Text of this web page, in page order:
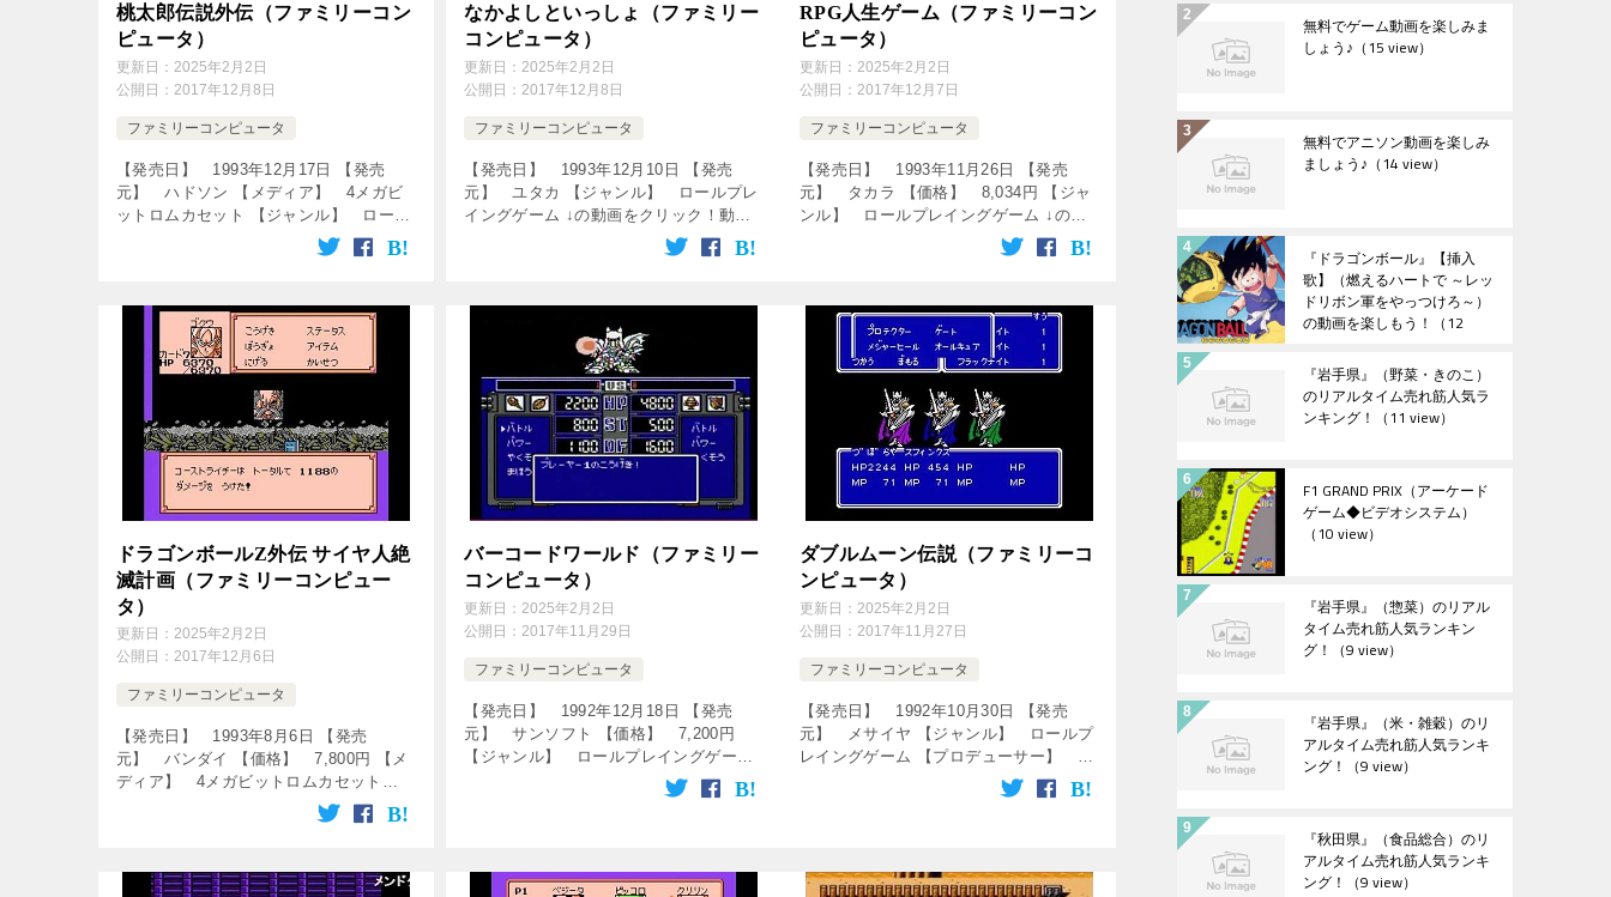
桃太郎伝説外伝（ファミリーコン
ピュータ）
更新日： 2025年2月2日
公開日： 2017年12月8日
ファミリーコンピュータ
【発売日】 1993年12月17日 【発売
元】 ハドソン 【メディア】 4メガビ
ットロムカセット 【ジャンル】 ロール
プレイングゲーム ↓の動画をクリック！
動画を楽しめます♪ [famicon-sita]
なかよしといっしょ（ファミリー
コンピュータ）
更新日： 2025年2月2日
公開日： 2017年12月8日
ファミリーコンピュータ
【発売日】 1993年12月10日 【発売
元】 ユタカ 【ジャンル】 ロールプレ
イングゲーム ↓の動画をクリック！動画
を楽しめます♪ [RTA]なかよしといっしょ
_Part1/2_1時間21分54秒 [RTA]なかよし
RPG人生ゲーム（ファミリーコン
ピュータ）
更新日： 2025年2月2日
公開日： 2017年12月7日
ファミリーコンピュータ
【発売日】 1993年11月26日 【発売
元】 タカラ 【価格】 8,034円 【ジャ
ンル】 ロールプレイングゲーム ↓の動
画をクリック！動画を楽しめます♪ 【実
況プレイ】RPG人生ゲームで代理で社長
ドラゴンボールZ外伝 サイヤ人絶
滅計画（ファミリーコンピュー
タ）
更新日： 2025年2月2日
公開日： 2017年12月6日
ファミリーコンピュータ
【発売日】 1993年8月6日 【発売
元】 バンダイ 【価格】 7,800円 【メ
ディア】 4メガビットロムカセット
【ジャンル】 ロールプレイングゲーム
【プロデューサー】 大久保悌伸 【ディ
バーコードワールド（ファミリー
コンピュータ）
更新日： 2025年2月2日
公開日： 2017年11月29日
ファミリーコンピュータ
【発売日】 1992年12月18日 【発売
元】 サンソフト 【価格】 7,200円
【ジャンル】 ロールプレイングゲーム
↓の動画をクリック！動画を楽しめます♪
[famicon-sita] [csshop servic […]
ダブルムーン伝説（ファミリーコ
ンピュータ）
更新日： 2025年2月2日
公開日： 2017年11月27日
ファミリーコンピュータ
【発売日】 1992年10月30日 【発売
元】 メサイヤ 【ジャンル】 ロールプ
レイングゲーム 【プロデューサー】 土
田俊郎 【ディレクター】 E.Kanai 【デ
ザイナー】 大貫昌幸 【プログラマ
無料でゲーム動画を楽しみま
しょう♪ （15 view）
無料でアニソン動画を楽しみ
ましょう♪ （14 view）
『ドラゴンボール』【挿入
歌】（燃えるハートで ～レッ
ドリボン軍をやっつけろ～）
の動画を楽しもう！ （12
『岩手県』（野菜・きのこ）
のリアルタイム売れ筋人気ラ
ンキング！ （11 view）
F1 GRAND PRIX（アーケード
ゲーム◆ビデオシステム）
（10 view）
『岩手県』（惣菜）のリアル
タイム売れ筋人気ランキン
グ！ （9 view）
『岩手県』（米・雑穀）のリ
アルタイム売れ筋人気ランキ
ング！ （9 view）
『秋田県』（食品総合）のリ
アルタイム売れ筋人気ランキ
ング！ （9 view）